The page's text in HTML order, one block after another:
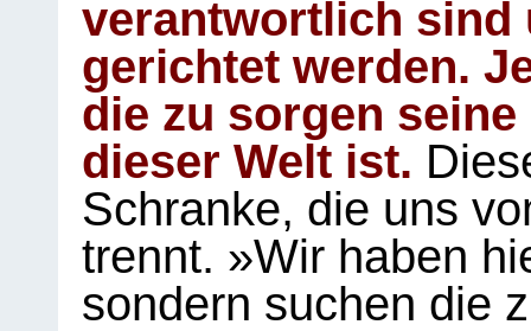
verantwortlich sind
gerichtet werden.
die zu sorgen
dieser Welt ist.
Schranke, die uns
trennt. »Wir haben
sondern suchen die